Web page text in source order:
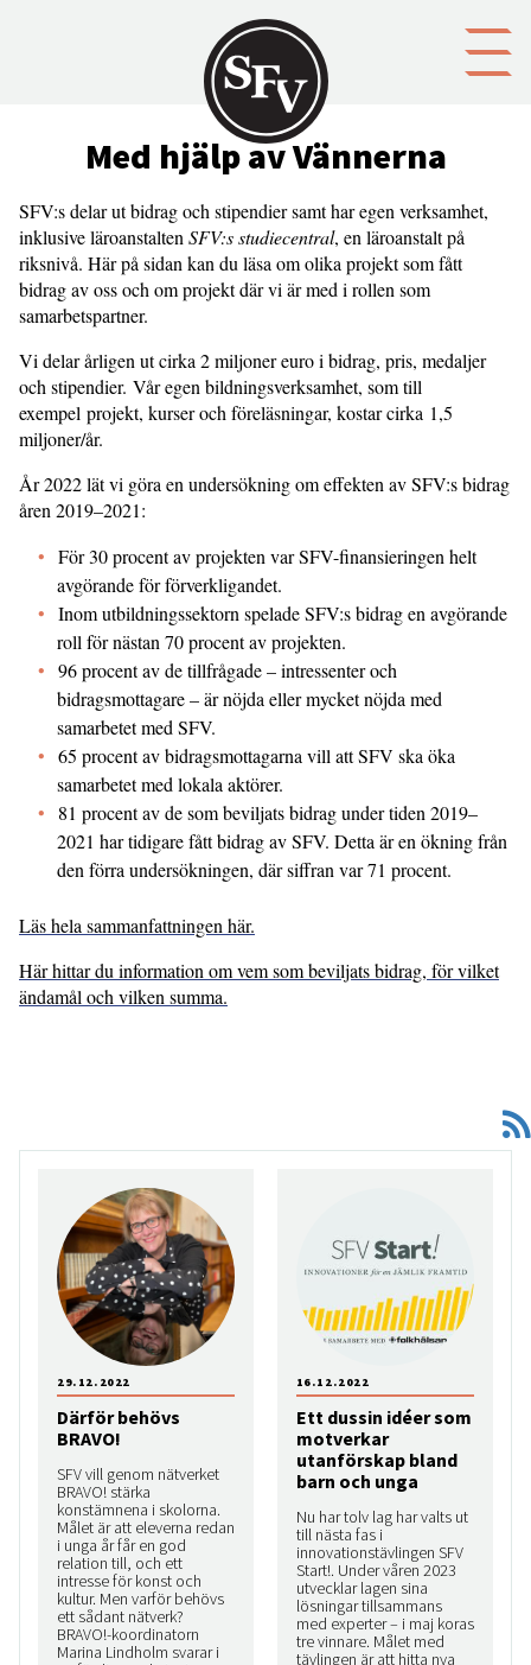
Med hjälp av Vännerna
SFV:s delar ut bidrag och stipendier samt har egen verksamhet,
inklusive läroanstalten SFV:s studiecentral, en läroanstalt på
riksnivå. Här på sidan kan du läsa om olika projekt som fått
bidrag av oss och om projekt där vi är med i rollen som
samarbetspartner.
Vi delar årligen ut cirka 2 miljoner euro i bidrag, pris, medaljer
och stipendier. Vår egen bildningsverksamhet, som till
exempel projekt, kurser och föreläsningar, kostar cirka 1,5
miljoner/år.
År 2022 lät vi göra en undersökning om effekten av SFV:s bidrag
åren 2019–2021:
För 30 procent av projekten var SFV-finansieringen helt
avgörande för förverkligandet.
Inom utbildningssektorn spelade SFV:s bidrag en avgörande
roll för nästan 70 procent av projekten.
96 procent av de tillfrågade – intressenter och
bidragsmottagare – är nöjda eller mycket nöjda med
samarbetet med SFV.
65 procent av bidragsmottagarna vill att SFV ska öka
samarbetet med lokala aktörer.
81 procent av de som beviljats bidrag under tiden 2019–
2021 har tidigare fått bidrag av SFV. Detta är en ökning från
den förra undersökningen, där siffran var 71 procent.
Läs hela sammanfattningen här.
Här hittar du information om vem som beviljats bidrag, för vilket
ändamål och vilken summa.
Därför behövs
BRAVO!
SFV vill genom nätverket
BRAVO! stärka
konstämnena i skolorna.
Målet är att eleverna redan
i unga år får en god
relation till, och ett
intresse för konst och
kultur. Men varför behövs
ett sådant nätverk?
BRAVO!-koordinatorn
Marina Lindholm svarar i
29.12.2022
Ett dussin idéer som
motverkar
utanförskap bland
barn och unga
Nu har tolv lag har valts ut
till nästa fas i
innovationstävlingen SFV
Start!. Under våren 2023
utvecklar lagen sina
lösningar tillsammans
med experter – i maj koras
tre vinnare. Målet med
tävlingen är att hitta nya
16.12.2022